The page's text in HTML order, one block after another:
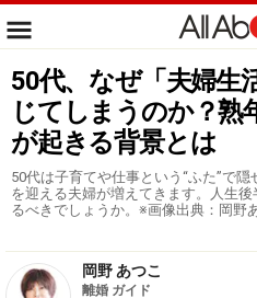
50代、なぜ「夫婦生
じてしまうのか？熟
が起きる背景とは
50代は子育てや仕事という“ふた”で
を迎える夫婦が増えてきます。人生
るべきでしょうか。※画像出典：岡野
岡野 あつこ
離婚 ガイド